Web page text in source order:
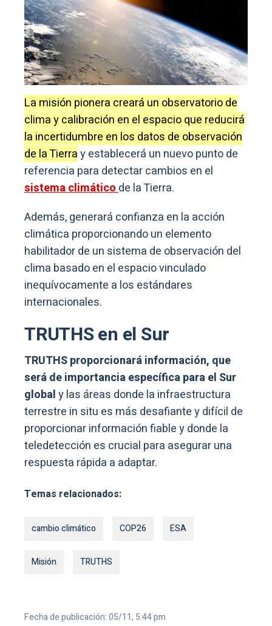
La misión pionera creará un observatorio de
clima y calibración en el espacio que reducirá
la incertidumbre en los datos de observación
de la Tierray establecerá un nuevo punto de
referencia para detectar cambios en el
sistema climáticode la Tierra.
Además, generará confianza en la acción
climática proporcionando un elemento
habilitador de un sistema de observación del
clima basado en el espacio vinculado
inequívocamente a los estándares
internacionales.
TRUTHS en el Sur
TRUTHS proporcionará información, que
será de importancia específica para el Sur
globaly las áreas donde la infraestructura
terrestre in situ es más desafiante y difícil de
proporcionar información fiable y donde la
teledetección es crucial para asegurar una
respuesta rápida a adaptar.
Temas relacionados:
cambio climático COP26 ESA
Misión TRUTHS
Fecha de publicación: 05/11, 5:44 pm